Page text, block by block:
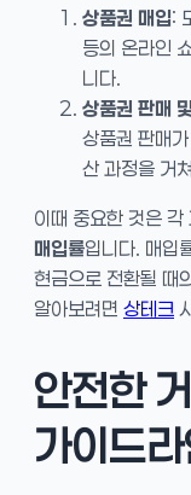
상품권 매입:
등의 온라인
니다.
상품권 판매
상품권 판매
산 과정을 거
이때 중요한 것은
매입률입니다. 매입
현금으로 전환될 때
알아보려면 상테크
안전한
가이드